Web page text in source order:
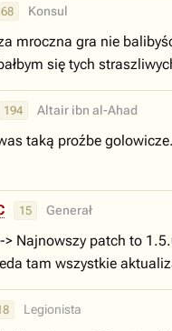
68 Konsul
mroczna gra nie
się tych
194 Altair ibn al-Ahad
taką proźbe
15 Generał
Najnowszy patch to
tam wszystkie
Legionista